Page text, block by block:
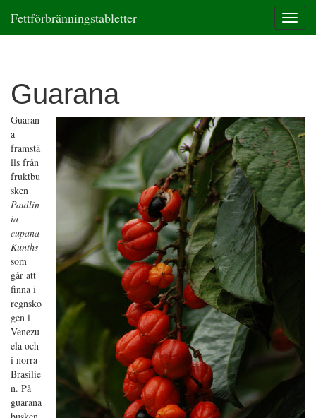
T
o
a
v
i
g
a
t
i
o
n
Fettförbränningstabletter
Guarana
Guaran
a
framstä
lls från
fruktbu
sken
Paullin
ia
cupana
Kunths
som
går att
finna i
regnsko
gen i
Venezu
ela och
i norra
Brasilie
n. På
guarana